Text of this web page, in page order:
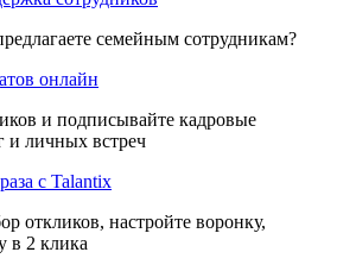
семейным сотрудникам?
онлайн
и подписывайте кадровые
и личных встреч
с Talantix
откликов, настройте воронку,
в 2 клика